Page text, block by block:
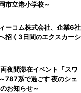
市立港小学校～
ーコム株式会社、企業6社
招く3日間のエクスカーシ
夜間滞在イベント「スワ
787系で過ごす 夜のシェ
お知らせ～